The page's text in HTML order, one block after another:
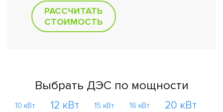
РАССЧИТАТЬ
СТОИМОСТЬ
Выбрать ДЭС по мощности
10 кВт 12 кВт 15 кВт 16 кВт 20 кВт